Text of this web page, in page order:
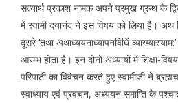
सत्यार्थ प्रकाश नामक अपने प्रमुख ग्रन्थ के
में स्वामी दयानंद ने इस विषय को लिया है। अथ
दूसरे ‘तथा अथाध्ययनाध्यापनविधिं
आरम्भ होता है। इन दोनों अध्यायों में शिक्षा-
परिपाटी का विवेचन करते हुए स्वामीजी ने
स्वाध्याय एवं प्रवचन, अध्ययन समाप्ति के